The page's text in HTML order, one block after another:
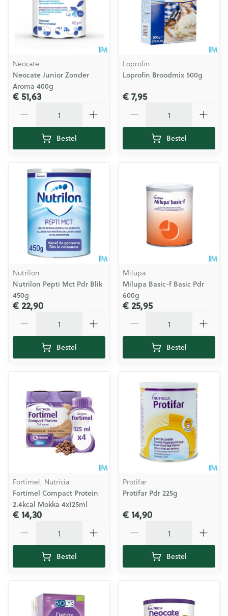
Neocate
Neocate Junior Zonder
Aroma 400g
€ 51,63
Bestel
Loprofin
Loprofin Broodmix 500g
€ 7,95
Bestel
Nutrilon
Nutrilon Pepti Mct Pdr Blik
450g
€ 22,90
Bestel
Milupa
Milupa Basic-f Basic Pdr
600g
€ 25,95
Bestel
Fortimel, Nutricia
Fortimel Compact Protein
2.4kcal Mokka 4x125ml
€ 14,30
Bestel
Protifar
Protifar Pdr 225g
€ 14,90
Bestel